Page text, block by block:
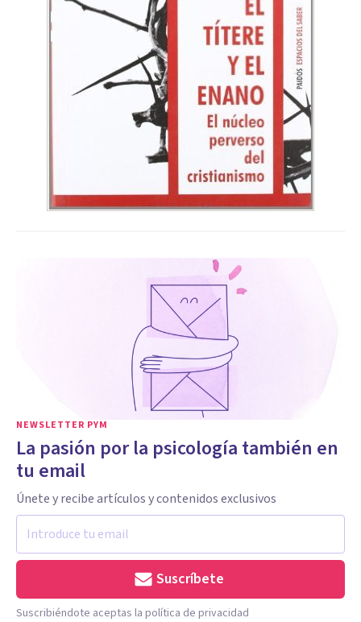
NEWSLETTER PYM
La pasión por la psicología también en
tu email
Únete y recibe artículos y contenidos exclusivos
Suscríbete
Suscribiéndote aceptas la política de privacidad